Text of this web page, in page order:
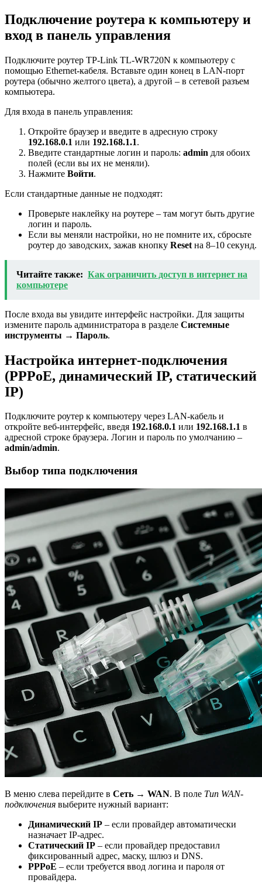
Подключение роутера к компьютеру и
вход в панель управления
Подключите роутер TP-Link TL-WR720N к компьютеру с
помощью Ethernet-кабеля. Вставьте один конец в LAN-порт
роутера (обычно желтого цвета), а другой – в сетевой разъем
компьютера.
Для входа в панель управления:
Откройте браузер и введите в адресную строку
192.168.0.1 или 192.168.1.1.
Введите стандартные логин и пароль: admin для обоих
полей (если вы их не меняли).
Нажмите Войти.
Если стандартные данные не подходят:
Проверьте наклейку на роутере – там могут быть другие
логин и пароль.
Если вы меняли настройки, но не помните их, сбросьте
роутер до заводских, зажав кнопку Reset на 8–10 секунд.
Читайте также: Как ограничить доступ в интернет на
компьютере
После входа вы увидите интерфейс настройки. Для защиты
измените пароль администратора в разделе Системные
инструменты → Пароль.
Настройка интернет-подключения
(PPPoE, динамический IP, статический
IP)
Подключите роутер к компьютеру через LAN-кабель и
откройте веб-интерфейс, введя 192.168.0.1 или 192.168.1.1 в
адресной строке браузера. Логин и пароль по умолчанию –
admin/admin.
Выбор типа подключения
В меню слева перейдите в Сеть → WAN. В поле Тип WAN-
подключения выберите нужный вариант:
Динамический IP – если провайдер автоматически
назначает IP-адрес.
Статический IP – если провайдер предоставил
фиксированный адрес, маску, шлюз и DNS.
PPPoE – если требуется ввод логина и пароля от
провайдера.